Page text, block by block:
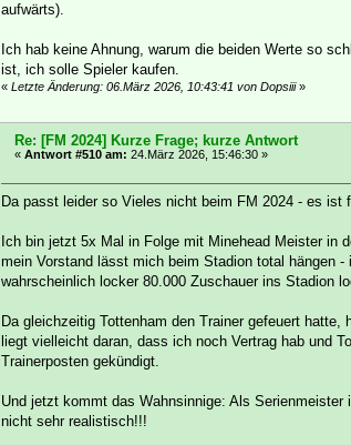
aufwärts).
Ich hab keine Ahnung, warum die beiden Werte so
ist, ich solle Spieler kaufen.
« Letzte Änderung: 06.März 2026, 10:43:41 von Dopsiii»
Re: [FM 2024] Kurze Frage; kurze Antwort
« Antwort #510 am: 24.März 2026, 15:46:30 »
Da passt leider so Vieles nicht beim FM 2024 - es ist
Ich bin jetzt 5x Mal in Folge mit Minehead Meister in
mein Vorstand lässt mich beim Stadion total hängen
wahrscheinlich locker 80.000 Zuschauer ins Stadion
Da gleichzeitig Tottenham den Trainer gefeuert
liegt vielleicht daran, dass ich noch Vertrag hab und
Trainerposten gekündigt.
Und jetzt kommt das Wahnsinnige: Als Serienmeister
nicht sehr realistisch!!!